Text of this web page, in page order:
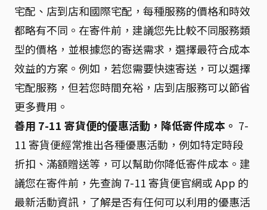
宅配、店到店和國際宅配，每種服務的價格和時效
都略有不同。在寄件前，建議您先比較不同服務類
型的價格，並根據您的寄送需求，選擇最符合成本
效益的方案。例如，若您需要快速寄送，可以選擇
宅配服務，但若您時間充裕，店到店服務可以節省
更多費用。
善用 7-11 寄貨便的優惠活動，降低寄件成本。 7-
11 寄貨便經常推出各種優惠活動，例如特定時段
折扣、滿額贈送等，可以幫助你降低寄件成本。建
議您在寄件前，先查詢 7-11 寄貨便官網或 App 的
最新活動資訊，了解是否有任何可以利用的優惠活